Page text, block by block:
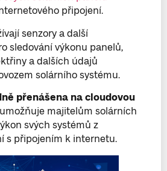
připojení.
senzory a další
sledování výkonu panelů,
a dalších údajů
solárního systému.
přenášena na cloudovou
majitelům solárních
svých systémů z
s připojením k internetu.